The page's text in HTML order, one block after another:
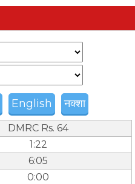
English नक्शा
DMRC Rs. 64
1:22
6:05
0:00